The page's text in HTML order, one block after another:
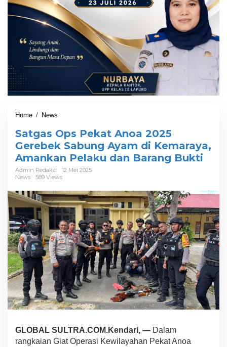
Home / News
t
g
a
s
O
p
P
e
k
a
t
A
n
o
a
0
2
5
r
e
Satgas Ops Pekat Anoa 2025
Gerebek Sabung Ayam di Kemaraya,
Amankan Pelaku dan Barang Bukti
Admin Redaksi
12 Mei 2025
News
589 Views
GLOBAL SULTRA.COM.Kendari, — Dalam
rangkaian Giat Operasi Kewilayahan Pekat Anoa